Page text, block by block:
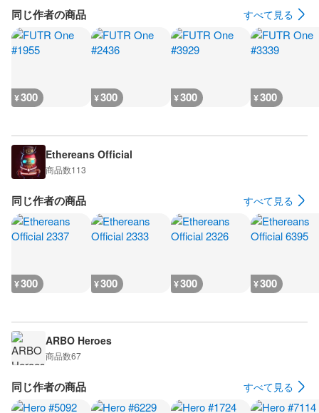
同じ作者の商品 すべて見る
¥300 ¥300 ¥300 ¥300
Ethereans Official
商品数113
同じ作者の商品 すべて見る
¥300 ¥300 ¥300 ¥300
ARBO Heroes
商品数67
同じ作者の商品 すべて見る